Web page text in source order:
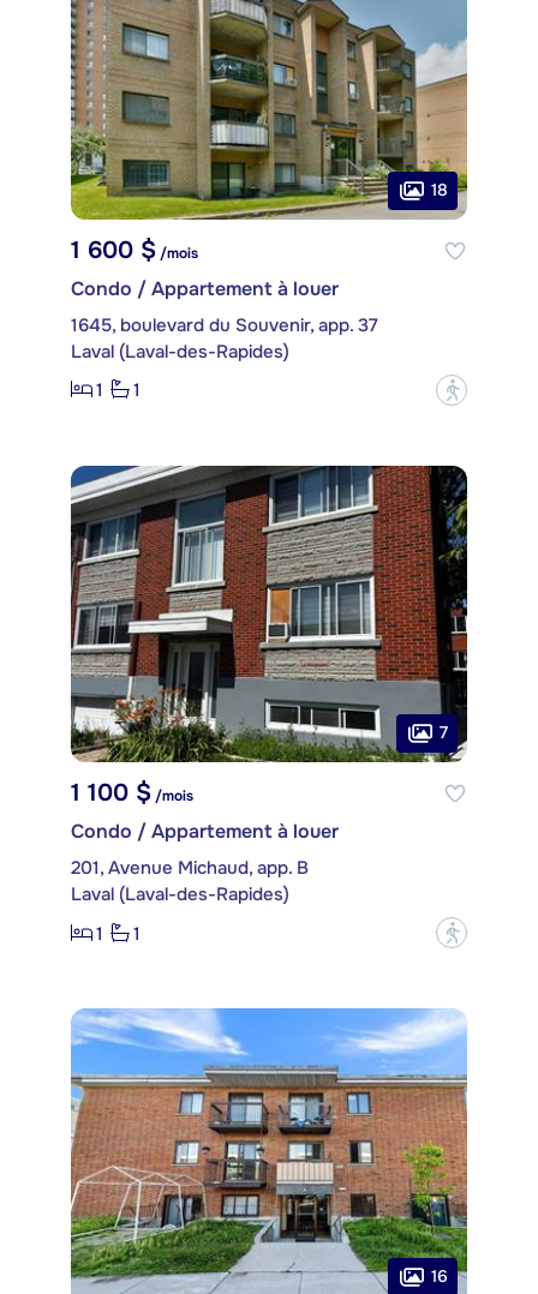
18
1 600 $ /mois
Condo / Appartement à louer
1645, boulevard du Souvenir, app. 37
Laval (Laval-des-Rapides)
1
1 ?
7
1 100 $/mois
Condo / Appartement à louer
201, Avenue Michaud, app. B
Laval (Laval-des-Rapides)
1
1 ?
16